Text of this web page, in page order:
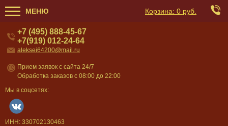
МЕНЮ Корзина: 0 руб.
+7 (495) 888-45-67
+7(919) 012-24-64
aleksei64200@mail.ru
Прием заявок с сайта 24/7
Обработка заказов с 08:00 до 22:00
Мы в соцсетях:
ИНН: 330702130463